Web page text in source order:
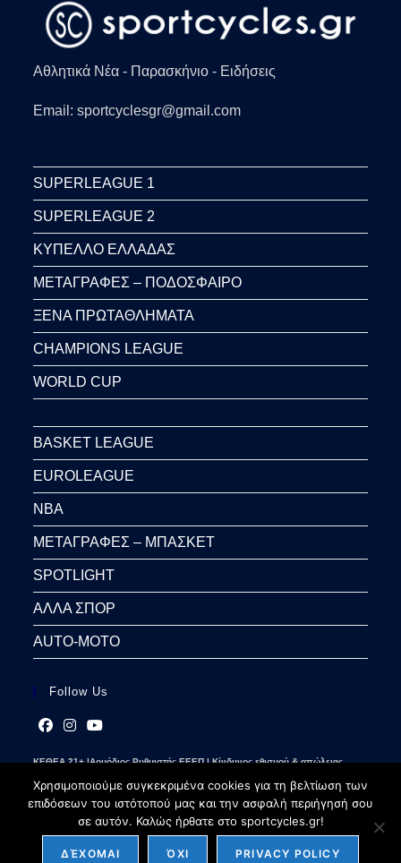
Αθλητικά Νέα - Παρασκήνιο - Ειδήσεις
Email: sportcyclesgr@gmail.com
SUPERLEAGUE 1
SUPERLEAGUE 2
ΚΥΠΕΛΛΟ ΕΛΛΑΔΑΣ
ΜΕΤΑΓΡΑΦΕΣ – ΠΟΔΟΣΦΑΙΡΟ
ΞΕΝΑ ΠΡΩΤΑΘΛΗΜΑΤΑ
CHAMPIONS LEAGUE
WORLD CUP
BASKET LEAGUE
EUROLEAGUE
NBA
ΜΕΤΑΓΡΑΦΕΣ – ΜΠΑΣΚΕΤ
SPOTLIGHT
ΑΛΛΑ ΣΠΟΡ
AUTO-MOTO
Follow Us
in
a
new
in
a
new
tab
in
a
new
tab
ΚΕΘΕΑ 21+ |Αρμόδιος Ρυθμιστής ΕΕΕΠ | Κίνδυνος εθισμού & απώλειας
Χρησιμοποιούμε συγκεκριμένα cookies για τη βελτίωση των
επιδόσεων του ιστότοπού μας και την ασφαλή περιήγησή σου
σε αυτόν. Καλώς ήρθατε στο sportcycles.gr!
ΔΈΧΟΜΑΙ ΌΧΙ PRIVACY POLICY